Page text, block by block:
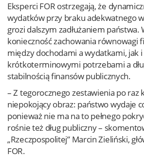
Eksperci FOR ostrzegają, że
wydatków przy braku adekwatnego
grozi dalszym zadłużaniem państwa.
konieczność zachowania równowagi
między dochodami a wydatkami, jak
krótkoterminowymi potrzebami a
stabilnością finansów publicznych.
– Z tegorocznego zestawienia po raz
niepokojący obraz: państwo wydaje
ponieważ nie ma na to pełnego
rośnie też dług publiczny –
„Rzeczpospolitej” Marcin Zieliński,
FOR.